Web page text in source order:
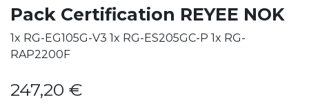
Pack Certification REYEE NOK
1x RG-EG105G-V3 1x RG-ES205GC-P 1x RG-
RAP2200F
247,20 €